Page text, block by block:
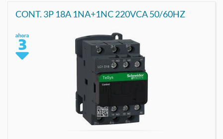
CONT. 3P 18A 1NA+1NC 220VCA 50/60HZ